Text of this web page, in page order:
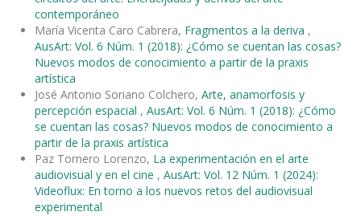
contemporáneo
María Vicenta Caro Cabrera, Fragmentos a la deriva ,
AusArt: Vol. 6 Núm. 1 (2018): ¿Cómo se cuentan las cosas?
Nuevos modos de conocimiento a partir de la praxis
artística
José Antonio Soriano Colchero, Arte, anamorfosis y
percepción espacial , AusArt: Vol. 6 Núm. 1 (2018): ¿Cómo
se cuentan las cosas? Nuevos modos de conocimiento a
partir de la praxis artística
Paz Tornero Lorenzo, La experimentación en el arte
audiovisual y en el cine , AusArt: Vol. 12 Núm. 1 (2024):
Videoflux: En torno a los nuevos retos del audiovisual
experimental